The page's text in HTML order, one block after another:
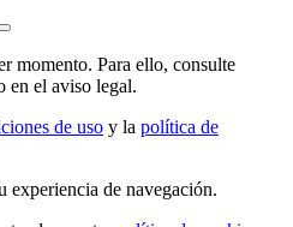
momento. Para ello, consulte
en el aviso legal.
de uso y la política de
experiencia de navegación.